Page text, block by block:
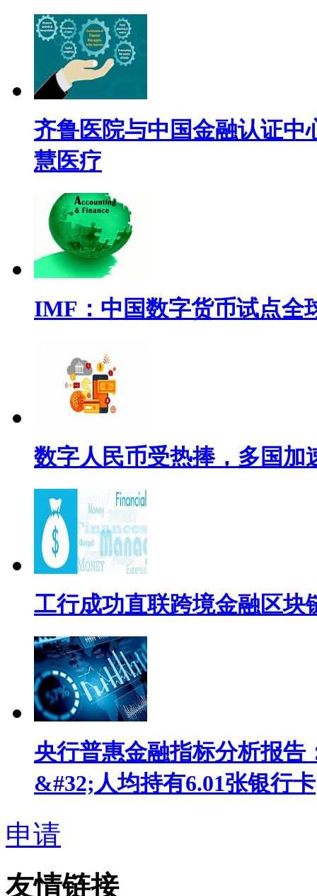
齐鲁医院与中国金融认证
慧医疗
IMF：中国数字货币试点全
数字人民币受热捧，多国加
工行成功直联跨境金融区块
央行普惠金融指标分析报告
&#32;人均持有6.01张银行卡
申请
友情链接